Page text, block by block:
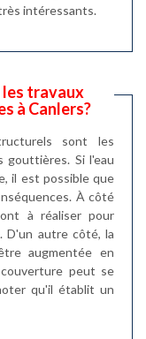
intéressants.
travaux
à Canlers?
sont les
gouttières. Si l'eau
il est possible que
À côté
à réaliser pour
D'un autre côté, la
augmentée en
peut se
qu'il établit un